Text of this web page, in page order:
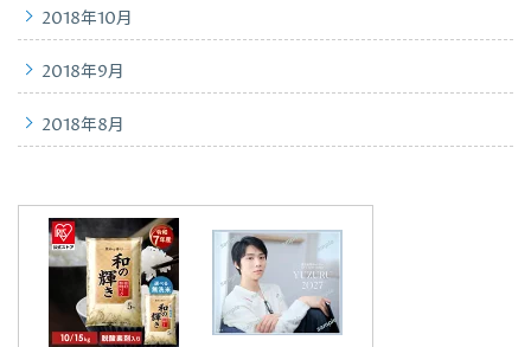
2018年10月
2018年9月
2018年8月